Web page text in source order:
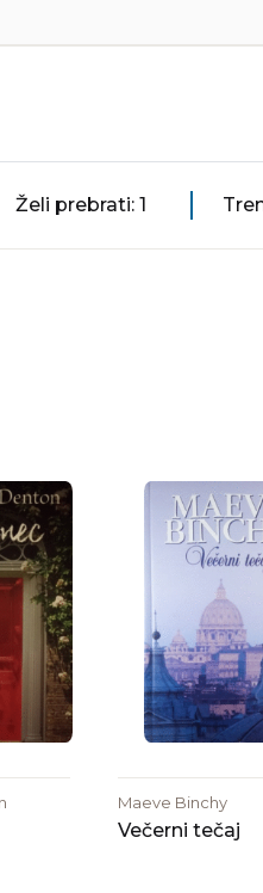
Želi prebrati: 1
Maeve Binchy
Večerni tečaj